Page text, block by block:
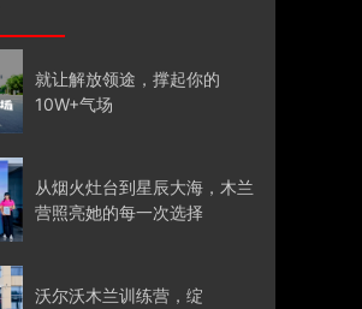
就让解放领途，撑起你的
10W+气场
从烟火灶台到星辰大海，木兰
营照亮她的每一次选择
沃尔沃木兰训练营，绽